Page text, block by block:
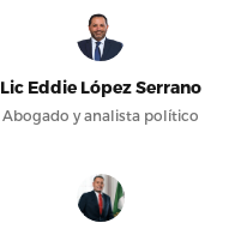
Lic Eddie López Serrano
Abogado y analista político